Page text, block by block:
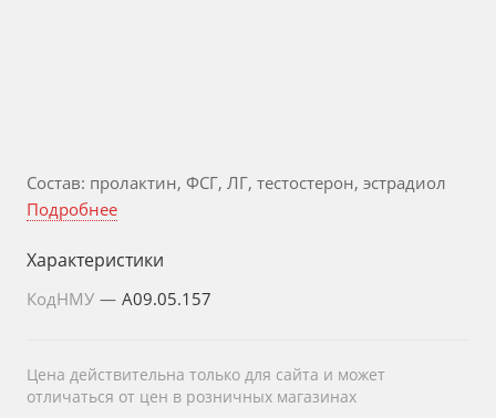
Состав: пролактин, ФСГ, ЛГ, тестостерон, эстрадиол
Подробнее
Характеристики
КодНМУ — A09.05.157
Цена действительна только для сайта и может
отличаться от цен в розничных магазинах